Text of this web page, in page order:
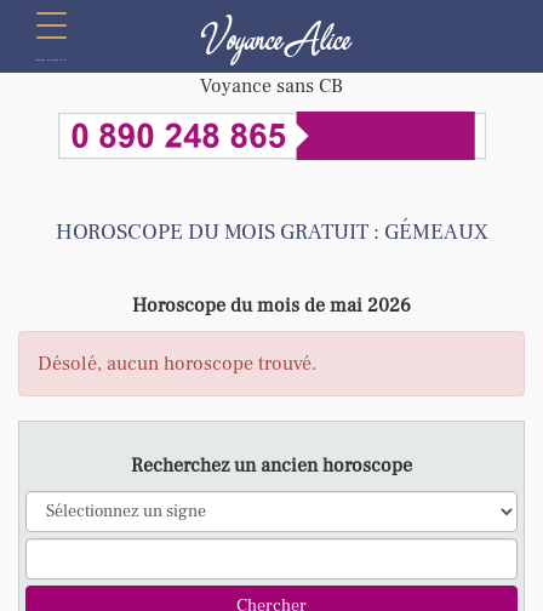
Voyance Alice
Voyance sans CB
HOROSCOPE DU MOIS GRATUIT : GÉMEAUX
Horoscope du mois de mai 2026
Désolé, aucun horoscope trouvé.
Recherchez un ancien horoscope
menu